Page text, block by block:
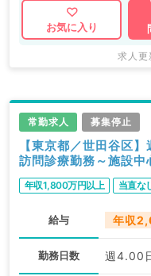
お気に入り
求人
常勤求人 募集停止
【東京都／世田谷区
訪問診療勤務～施設中
年収1,800万円以上 当直な
給与 年収
勤務日数 週4.00